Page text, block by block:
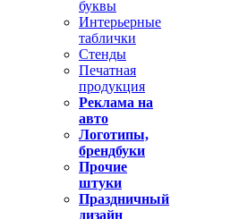
буквы
Интерьерные
таблички
Стенды
Печатная
продукция
Реклама на
авто
Логотипы,
брендбуки
Прочие
штуки
Праздничный
дизайн